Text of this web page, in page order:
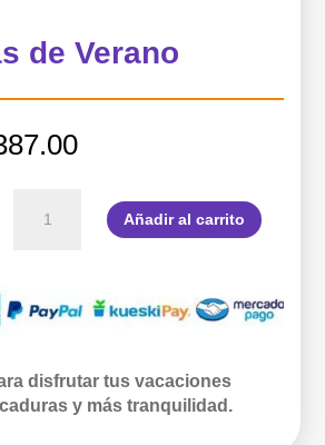
de Verano
El
es:
$387.00.
Añadir al carrito
disfrutar tus vacaciones
y más tranquilidad.